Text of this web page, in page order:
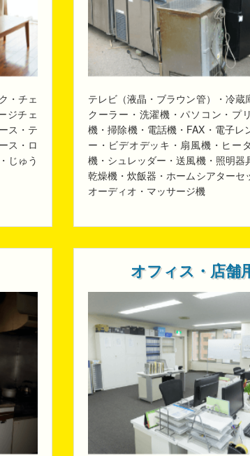
・チェ
ジチェ
ス・テ
ス・ロ
じゅう
テレビ（液晶・ブラウン管）・冷蔵
クーラー・洗濯機・パソコン・プ
機・掃除機・電話機・FAX・電子レ
ー・ビデオデッキ・扇風機・ヒー
機・シュレッダー・送風機・照明器
乾燥機・炊飯器・ホームシアターセ
オーディオ・マッサージ機
オフィス・店舗